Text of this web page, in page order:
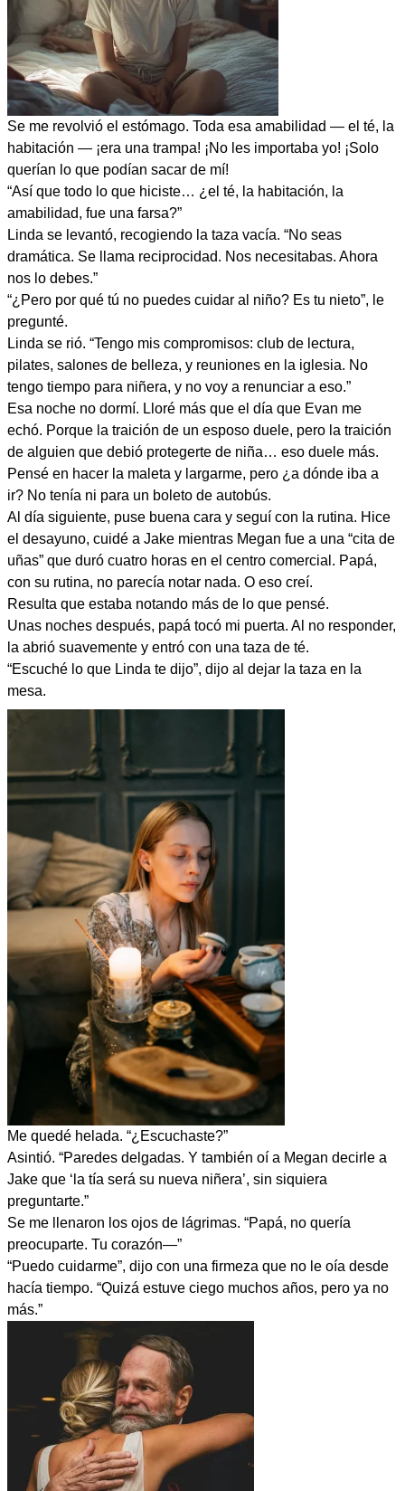
Se me revolvió el estómago. Toda esa amabilidad — el té, la
habitación — ¡era una trampa! ¡No les importaba yo! ¡Solo
querían lo que podían sacar de mí!
“Así que todo lo que hiciste… ¿el té, la habitación, la
amabilidad, fue una farsa?”
Linda se levantó, recogiendo la taza vacía. “No seas
dramática. Se llama reciprocidad. Nos necesitabas. Ahora
nos lo debes.”
“¿Pero por qué tú no puedes cuidar al niño? Es tu nieto”, le
pregunté.
Linda se rió. “Tengo mis compromisos: club de lectura,
pilates, salones de belleza, y reuniones en la iglesia. No
tengo tiempo para niñera, y no voy a renunciar a eso.”
Esa noche no dormí. Lloré más que el día que Evan me
echó. Porque la traición de un esposo duele, pero la traición
de alguien que debió protegerte de niña… eso duele más.
Pensé en hacer la maleta y largarme, pero ¿a dónde iba a
ir? No tenía ni para un boleto de autobús.
Al día siguiente, puse buena cara y seguí con la rutina. Hice
el desayuno, cuidé a Jake mientras Megan fue a una “cita de
uñas” que duró cuatro horas en el centro comercial. Papá,
con su rutina, no parecía notar nada. O eso creí.
Resulta que estaba notando más de lo que pensé.
Unas noches después, papá tocó mi puerta. Al no responder,
la abrió suavemente y entró con una taza de té.
“Escuché lo que Linda te dijo”, dijo al dejar la taza en la
mesa.
Me quedé helada. “¿Escuchaste?”
Asintió. “Paredes delgadas. Y también oí a Megan decirle a
Jake que ‘la tía será su nueva niñera’, sin siquiera
preguntarte.”
Se me llenaron los ojos de lágrimas. “Papá, no quería
preocuparte. Tu corazón—”
“Puedo cuidarme”, dijo con una firmeza que no le oía desde
hacía tiempo. “Quizá estuve ciego muchos años, pero ya no
más.”